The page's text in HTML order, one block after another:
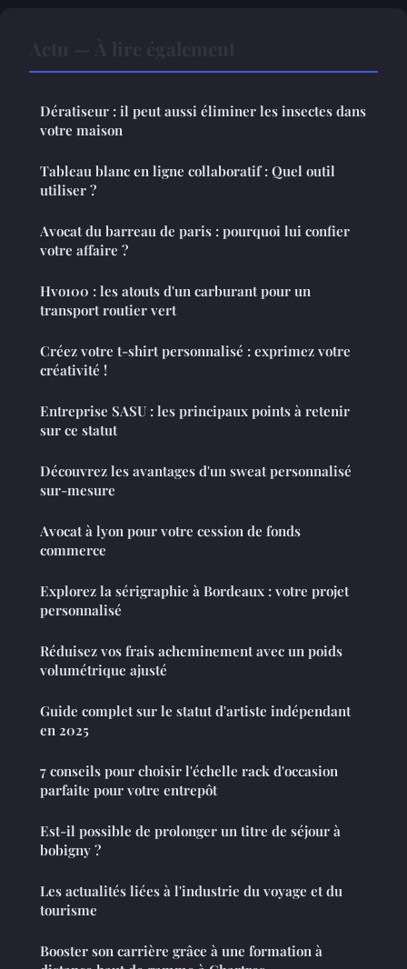
Dératiseur : il peut aussi éliminer les insectes dans
votre maison
Tableau blanc en ligne collaboratif : Quel outil
utiliser ?
Avocat du barreau de paris : pourquoi lui confier
votre affaire ?
Hvo100 : les atouts d'un carburant pour un
transport routier vert
Créez votre t-shirt personnalisé : exprimez votre
créativité !
Entreprise SASU : les principaux points à retenir
sur ce statut
Découvrez les avantages d'un sweat personnalisé
sur-mesure
Avocat à lyon pour votre cession de fonds
commerce
Explorez la sérigraphie à Bordeaux : votre projet
personnalisé
Réduisez vos frais acheminement avec un poids
volumétrique ajusté
Guide complet sur le statut d'artiste indépendant
en 2025
7 conseils pour choisir l'échelle rack d'occasion
parfaite pour votre entrepôt
Est-il possible de prolonger un titre de séjour à
bobigny ?
Les actualités liées à l'industrie du voyage et du
tourisme
Booster son carrière grâce à une formation à